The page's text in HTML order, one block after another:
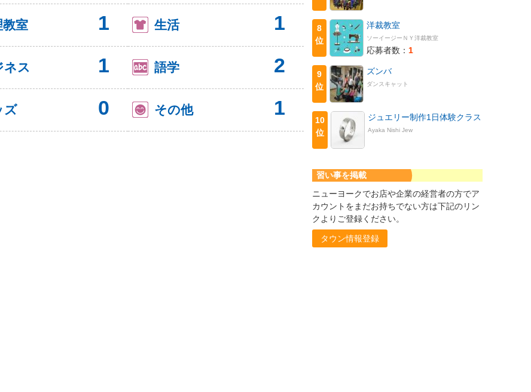
教室 1 生活 1
ネス 1 語学 2
ズ 0 その他 1
8
位
洋裁教室
ソーイージーＮＹ洋裁教室
応募者数： 1
9
位
ズンバ
ダンスキャット
10
位
ジュエリー制作1日体験クラス
Ayaka Nishi Jew
習い事を掲載
ニューヨークでお店や企業の経営者の方でア
カウントをまだお持ちでない方は下記のリン
クよりご登録ください。
タウン情報登録